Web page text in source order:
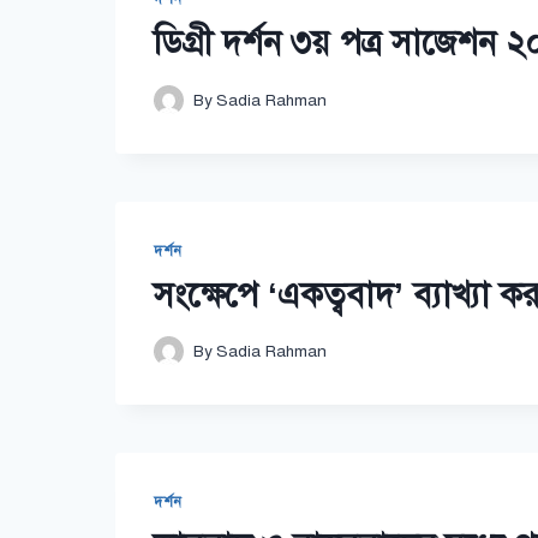
ডিগ্রী দর্শন ৩য় পত্র সাজেশন
BySadia Rahman
দর্শন
সংক্ষেপে ‘একত্ববাদ’ ব্যাখ্যা কর
BySadia Rahman
দর্শন